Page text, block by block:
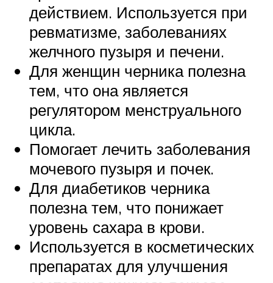
действием. Используется при
ревматизме, заболеваниях
желчного пузыря и печени.
Для женщин черника полезна
тем, что она является
регулятором менструального
цикла.
Помогает лечить заболевания
мочевого пузыря и почек.
Для диабетиков черника
полезна тем, что понижает
уровень сахара в крови.
Используется в косметических
препаратах для улучшения